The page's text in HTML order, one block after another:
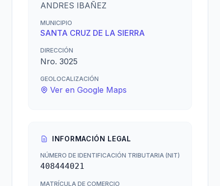
ANDRES IBAÑEZ
MUNICIPIO
SANTA CRUZ DE LA SIERRA
DIRECCIÓN
Nro. 3025
GEOLOCALIZACIÓN
Ver en Google Maps
INFORMACIÓN LEGAL
NÚMERO DE IDENTIFICACIÓN TRIBUTARIA (NIT)
408444021
MATRÍCULA DE COMERCIO